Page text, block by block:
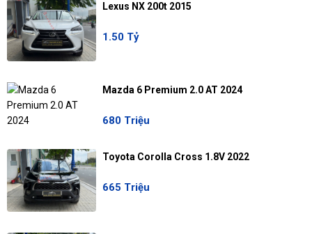
Lexus NX 200t 2015
1.50 Tỷ
Mazda 6 Premium 2.0 AT 2024
680 Triệu
Toyota Corolla Cross 1.8V 2022
665 Triệu